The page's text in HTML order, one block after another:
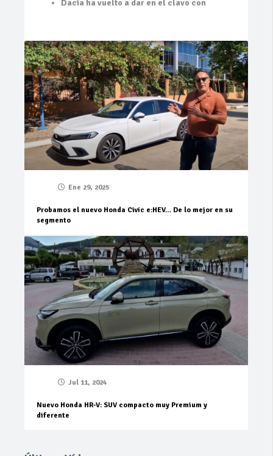
Dacia ha vuelto a dar en el clavo con
Ene 29, 2025
Probamos el nuevo Honda Civic e:HEV… De lo mejor en su
segmento
Jul 11, 2024
Nuevo Honda HR-V: SUV compacto muy Premium y
diferente